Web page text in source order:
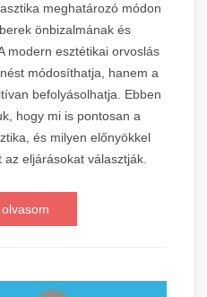
meghatározó módon
önbizalmának és
modern esztétikai orvoslás
módosíthatja, hanem a
befolyásolhatja. Ebben
hogy mi is pontosan a
és milyen előnyökkel
eljárásokat választják.